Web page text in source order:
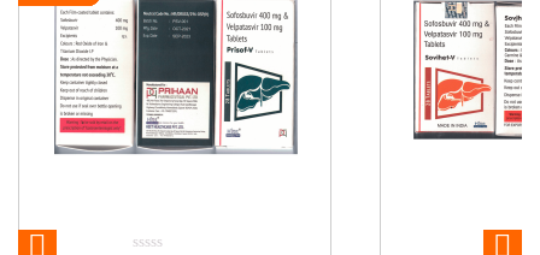
 